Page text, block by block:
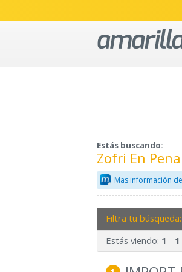
Estás buscando:
Zofri En
Mas información
Filtra tu búsqueda:
Estás viendo: 1 - 1